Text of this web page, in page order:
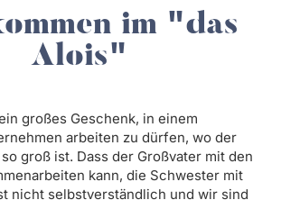
im "das
Alois"
großes Geschenk, in einem
arbeiten zu dürfen, wo der
groß ist. Dass der Großvater mit den
kann, die Schwester mit
nicht selbstverständlich und wir sind